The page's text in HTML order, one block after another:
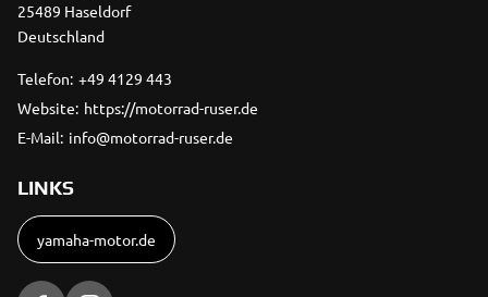
25489 Haseldorf
Deutschland
Telefon: +49 4129 443
Website: https://motorrad-ruser.de
E-Mail: info@motorrad-ruser.de
LINKS
yamaha-motor.de